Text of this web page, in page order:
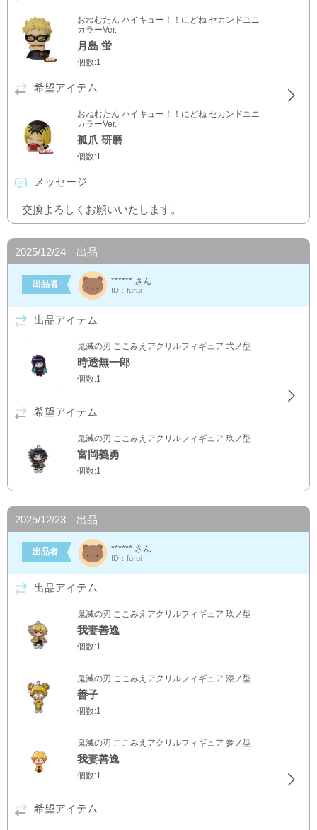
おねむたん ハイキュー！！にどね セカンドユニ
カラーVer.
月島 蛍
個数:1
希望アイテム
おねむたん ハイキュー！！にどね セカンドユニ
カラーVer.
孤爪 研磨
個数:1
メッセージ
交換よろしくお願いいたします。
2025/12/24 出品
出品者 ****** さん
ID：furui
出品アイテム
鬼滅の刃 ここみえアクリルフィギュア 弐ノ型
時透無一郎
個数:1
希望アイテム
鬼滅の刃 ここみえアクリルフィギュア 玖ノ型
富岡義勇
個数:1
2025/12/23 出品
出品者 ****** さん
ID：furui
出品アイテム
鬼滅の刃 ここみえアクリルフィギュア 玖ノ型
我妻善逸
個数:1
鬼滅の刃 ここみえアクリルフィギュア 漆ノ型
善子
個数:1
鬼滅の刃 ここみえアクリルフィギュア 参ノ型
我妻善逸
個数:1
希望アイテム